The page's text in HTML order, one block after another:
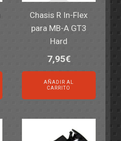
Chasis R In-Flex
para MB-A GT3
Hard
7,95€
AÑADIR AL
CARRITO